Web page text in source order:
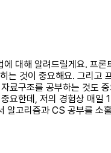
에 대해 알려드릴게요.
는 것이 중요해요. 그리
료구조를 공부하는 것도
요한데, 저의 경험상 매
고리즘과 CS 공부를 소